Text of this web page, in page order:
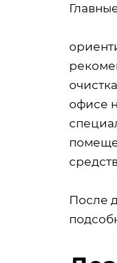
офисе
После